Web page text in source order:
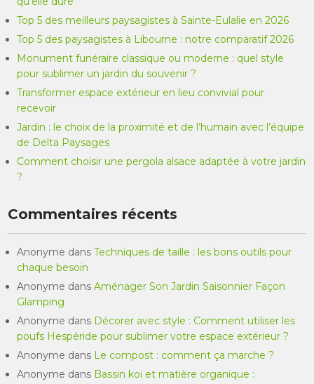
Top 5 des meilleurs paysagistes à Sainte-Eulalie en 2026
Top 5 des paysagistes à Libourne : notre comparatif 2026
Monument funéraire classique ou moderne : quel style
pour sublimer un jardin du souvenir ?
Transformer espace extérieur en lieu convivial pour
recevoir
Jardin : le choix de la proximité et de l’humain avec l’équipe
de Delta Paysages
Comment choisir une pergola alsace adaptée à votre jardin
?
Commentaires récents
Anonyme dansTechniques de taille : les bons outils pour
chaque besoin
Anonyme dansAménager Son Jardin Saisonnier Façon
Glamping
Anonyme dans Décorer avec style : Comment utiliser les
poufs Hespéride pour sublimer votre espace extérieur ?
Anonyme dans Le compost : comment ça marche ?
Anonyme dans Bassin koi et matière organique :